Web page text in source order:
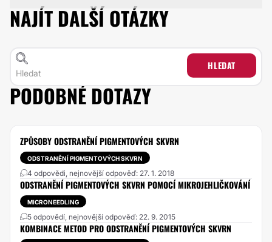
NAJÍT DALŠÍ OTÁZKY
HLEDAT
PODOBNÉ DOTAZY
ZPŮSOBY ODSTRANĚNÍ PIGMENTOVÝCH SKVRN
ODSTRANĚNÍ PIGMENTOVÝCH SKVRN
4 odpovědi, nejnovější odpověď: 27. 1. 2018
ODSTRANĚNÍ PIGMENTOVÝCH SKVRN POMOCÍ MIKROJEHLIČKOVÁNÍ
MICRONEEDLING
5 odpovědí, nejnovější odpověď: 22. 9. 2015
KOMBINACE METOD PRO ODSTRANĚNÍ PIGMENTOVÝCH SKVRN